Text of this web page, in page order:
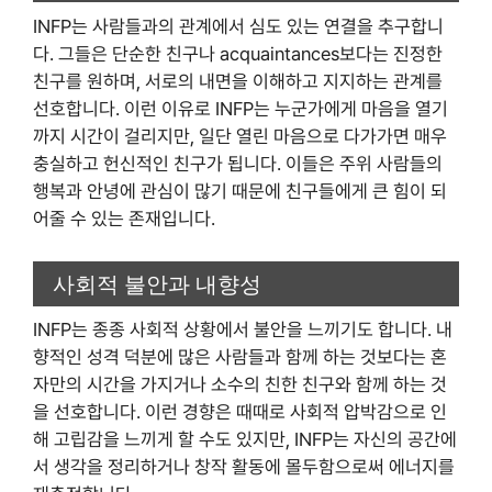
INFP는 사람들과의 관계에서 심도 있는 연결을 추구합니
다. 그들은 단순한 친구나 acquaintances보다는 진정한
친구를 원하며, 서로의 내면을 이해하고 지지하는 관계를
선호합니다. 이런 이유로 INFP는 누군가에게 마음을 열기
까지 시간이 걸리지만, 일단 열린 마음으로 다가가면 매우
충실하고 헌신적인 친구가 됩니다. 이들은 주위 사람들의
행복과 안녕에 관심이 많기 때문에 친구들에게 큰 힘이 되
어줄 수 있는 존재입니다.
사회적 불안과 내향성
INFP는 종종 사회적 상황에서 불안을 느끼기도 합니다. 내
향적인 성격 덕분에 많은 사람들과 함께 하는 것보다는 혼
자만의 시간을 가지거나 소수의 친한 친구와 함께 하는 것
을 선호합니다. 이런 경향은 때때로 사회적 압박감으로 인
해 고립감을 느끼게 할 수도 있지만, INFP는 자신의 공간에
서 생각을 정리하거나 창작 활동에 몰두함으로써 에너지를